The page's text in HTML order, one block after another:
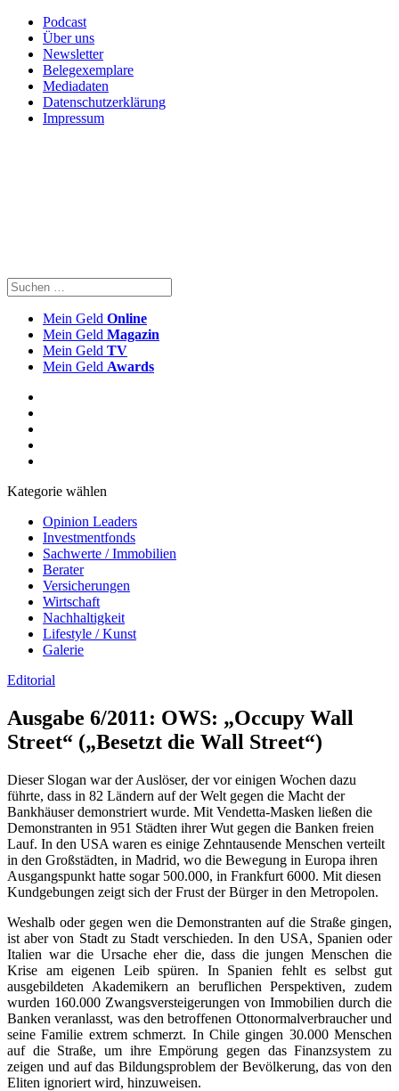
Podcast
Über uns
Newsletter
Belegexemplare
Mediadaten
Datenschutzerklärung
Impressum
Mein Geld Online
Mein Geld Magazin
Mein Geld TV
Mein Geld Awards
Kategorie wählen
Opinion Leaders
Investmentfonds
Sachwerte / Immobilien
Berater
Versicherungen
Wirtschaft
Nachhaltigkeit
Lifestyle / Kunst
Galerie
Editorial
Ausgabe 6/2011: OWS: „Occupy Wall
Street“ („Besetzt die Wall Street“)
Dieser Slogan war der Auslöser, der vor einigen Wochen dazu
führte, dass in 82 Ländern auf der Welt gegen die Macht der
Bankhäuser demonstriert wurde. Mit Vendetta-Masken ließen die
Demonstranten in 951 Städten ihrer Wut gegen die Banken freien
Lauf. In den USA waren es einige Zehntausende Menschen verteilt
in den Großstädten, in Madrid, wo die Bewegung in Europa ihren
Ausgangspunkt hatte sogar 500.000, in Frankfurt 6000. Mit diesen
Kundgebungen zeigt sich der Frust der Bürger in den Metropolen.
Weshalb oder gegen wen die Demonstranten auf die Straße gingen,
ist aber von Stadt zu Stadt verschieden. In den USA, Spanien oder
Italien war die Ursache eher die, dass die jungen Menschen die
Krise am eigenen Leib spüren. In Spanien fehlt es selbst gut
ausgebildeten Akademikern an beruflichen Perspektiven, zudem
wurden 160.000 Zwangsversteigerungen von Immobilien durch die
Banken veranlasst, was den betroffenen Ottonormalverbraucher und
seine Familie extrem schmerzt. In Chile gingen 30.000 Menschen
auf die Straße, um ihre Empörung gegen das Finanzsystem zu
zeigen und auf das Bildungsproblem der Bevölkerung, das von den
Eliten ignoriert wird, hinzuweisen.